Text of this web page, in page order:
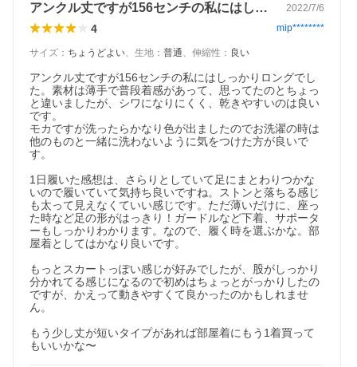
アンクル丈ですが156センチの私にはし… 2022/7/6
4 mip********
サイズ ： ちょうどよい、 生地 ： 普通、 伸縮性 ： 良い
アンクル丈ですが156センチの私にはしっかりロングでし
た。素材は薄手で普段着感があって、思ってたのとちょっ
と違いましたが、シワになりにくく、乾きやすいのは良い
です。
モカですが洗ったらかなり色が出ましたのでお洗濯の時は
他のものと一緒に洗わないように気をつけた方が良いで
す。
1日履いた感想は、さらりとしていて足にまとわりつかな
いので履いていて気持ち良いですね。ストンと落ちる感じ
も太って見えなくていい感じです。ただ薄いだけに、座っ
た時など足の形がはっきり！ガードルなど下着、サポータ
ーもしっかりわかります。なので、履く時を選ぶかな。部
屋着としてはかなり良いです。
もっとスカートっぽい感じが好みでしたが、股がしっかり
分かれてる感じになるので初めはちょっとがっかりしたの
ですが、かえって動きやすくて良かったのかもしれませ
ん。
もう少し丈が短いタイプがあれば部屋着にもう1着買って